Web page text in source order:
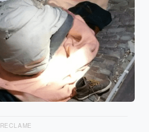
RECLAME